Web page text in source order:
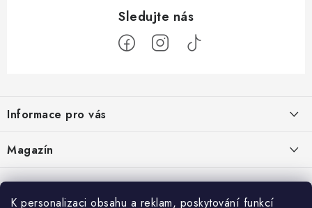
K personalizaci obsahu a reklam, poskytování funkcí
p
a
í
Informace pro vás
Velkoobchod
Magazín
Kombucha – osvěžující nápoj pro zdravé zažívání